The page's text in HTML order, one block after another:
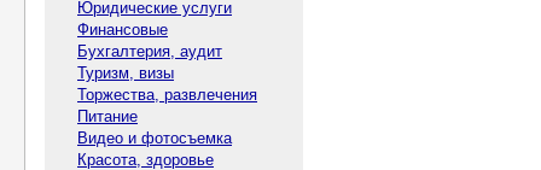
Юридические услуги
Финансовые
Бухгалтерия, аудит
Туризм, визы
Торжества, развлечения
Питание
Видео и фотосъемка
Красота, здоровье